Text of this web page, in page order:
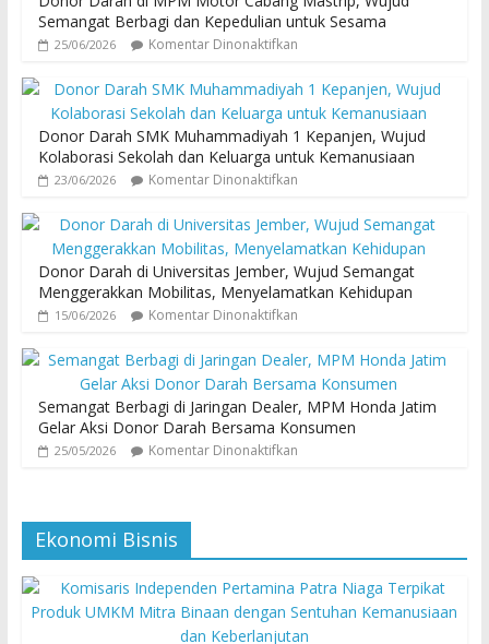
Semangat Berbagi dan Kepedulian untuk Sesama
25/06/2026 Komentar Dinonaktifkan
Donor Darah SMK Muhammadiyah 1 Kepanjen, Wujud
Kolaborasi Sekolah dan Keluarga untuk Kemanusiaan
23/06/2026 Komentar Dinonaktifkan
Donor Darah di Universitas Jember, Wujud Semangat
Menggerakkan Mobilitas, Menyelamatkan Kehidupan
15/06/2026 Komentar Dinonaktifkan
Semangat Berbagi di Jaringan Dealer, MPM Honda Jatim
Gelar Aksi Donor Darah Bersama Konsumen
25/05/2026 Komentar Dinonaktifkan
Ekonomi Bisnis